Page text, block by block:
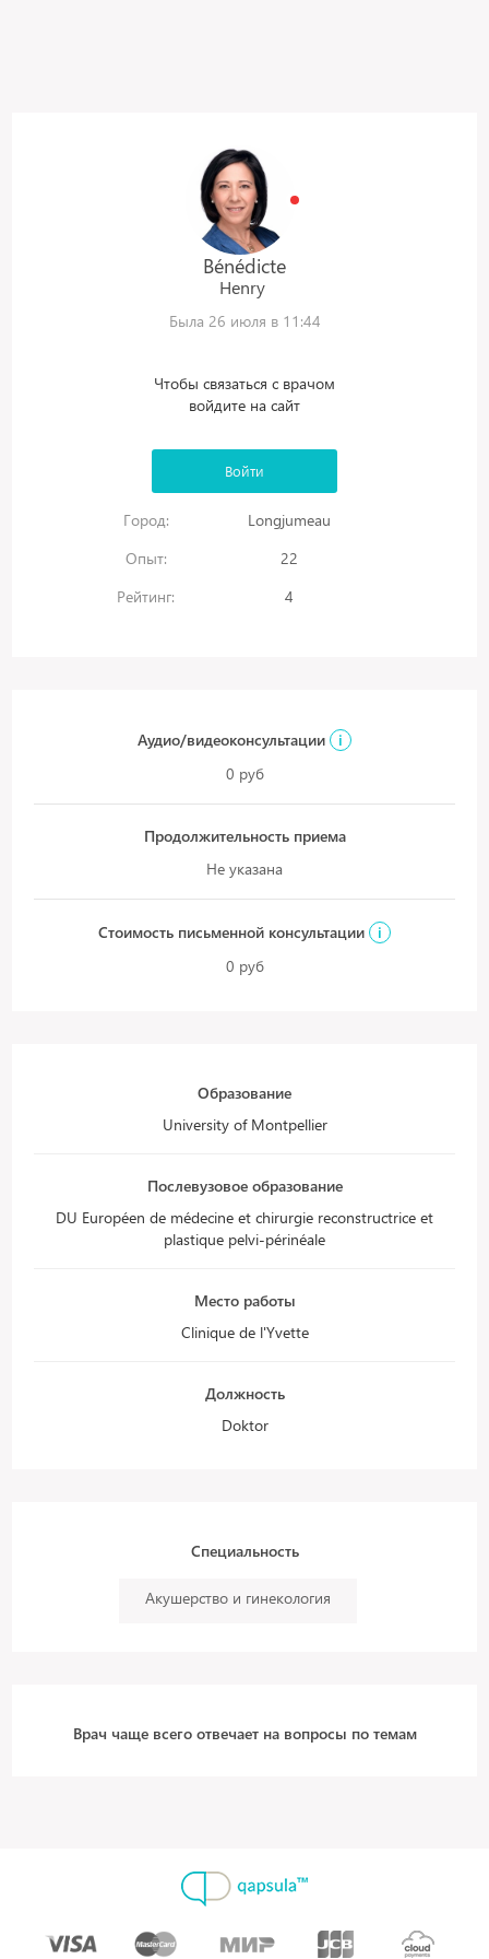
Bénédicte
Henry
Была 26 июля в 11:44
Чтобы связаться с врачом
войдите на сайт
Войти
Город:
Longjumeau
Опыт:
22
Рейтинг:
4
Аудио/видеоконсультации
i
0 руб
Продолжительность приема
Не указана
Стоимость письменной консультации
i
0 руб
Образование
University of Montpellier
Послевузовое образование
DU Européen de médecine et chirurgie reconstructrice et
plastique pelvi-périnéale
Место работы
Clinique de l'Yvette
Должность
Doktor
Специальность
Акушерство и гинекология
Врач чаще всего отвечает на вопросы по темам